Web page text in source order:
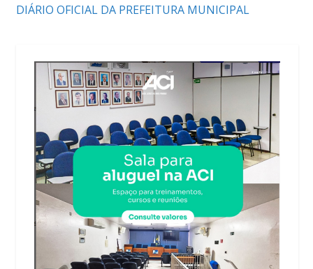
DIÁRIO OFICIAL DA PREFEITURA MUNICIPAL